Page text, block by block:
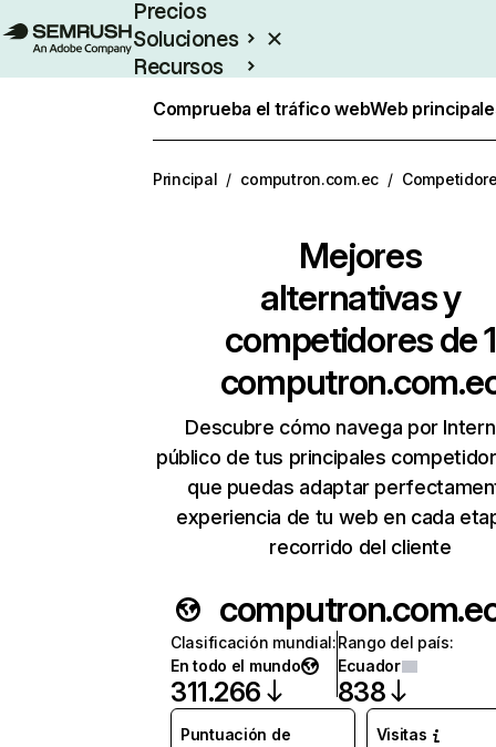
Precios
Soluciones
Recursos
Comprueba el tráfico webWeb
Principal / computron.com.ec /
Mejores
alternativas y
competidores de 1
Descubre cómo navega por
público de tus principales
que puedas adaptar
experiencia de tu web en cada
recorrido del cliente
Clasificación mundial:
En todo el mundo
311.266
Rango del país:
Ecuador
838
Puntuación de
Visitas